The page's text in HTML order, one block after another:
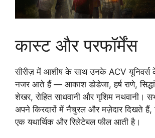
कास्ट और परफॉर्मेंस
सीरीज़ में आशीष के साथ उनके ACV यूनिवर्स
नजर आते हैं — आकाश डोडेजा, हर्ष राणे,
शेखर, रोहित साधवानी और गृशिम नथवानी।
अपने किरदारों में नैचुरल और मज़ेदार दिखते हैं,
एक यथार्थिक और रिलेटेबल फील आती है।